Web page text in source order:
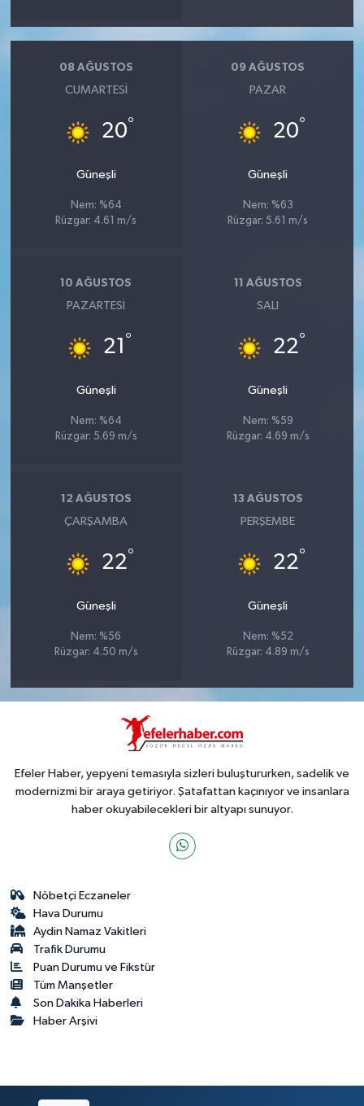
08 AĞUSTOS
CUMARTESI
20°
Güneşli
Nem: %64
Rüzgar: 4.61 m/s
09 AĞUSTOS
PAZAR
20°
Güneşli
Nem: %63
Rüzgar: 5.61 m/s
10 AĞUSTOS
PAZARTESI
21 °
Güneşli
Nem: %64
Rüzgar: 5.69 m/s
11 AĞUSTOS
SALI
22°
Güneşli
Nem: %59
Rüzgar: 4.69 m/s
12 AĞUSTOS
ÇARŞAMBA
22°
Güneşli
Nem: %56
Rüzgar: 4.50 m/s
13 AĞUSTOS
PERŞEMBE
22°
Güneşli
Nem: %52
Rüzgar: 4.89 m/s
Efeler Haber, yepyeni temasıyla sizleri buluştururken, sadelik ve
modernizmi bir araya getiriyor. Şatafattan kaçınıyor ve insanlara
haber okuyabilecekleri bir altyapı sunuyor.
Nöbetçi Eczaneler
Hava Durumu
Aydin Namaz Vakitleri
Trafik Durumu
Puan Durumu ve Fikstür
Tüm Manşetler
Son Dakika Haberleri
Haber Arşivi